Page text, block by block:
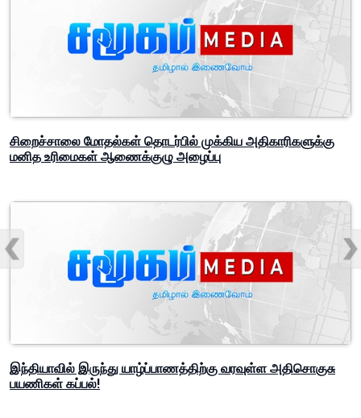
சிறைச்சாலை மோதல்கள் தொடர்பில் முக்கிய அதிகாரிகளுக்கு
மனித உரிமைகள் ஆணைக்குழு அழைப்பு
இந்தியாவில் இருந்து யாழ்ப்பாணத்திற்கு வரவுள்ள அதிசொகுசு
பயணிகள் கப்பல்!